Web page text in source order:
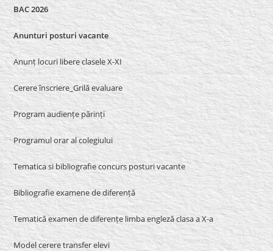
BAC 2026
Anunturi posturi vacante
Anunț locuri libere clasele X-XI
Cerere înscriere_Grilă evaluare
Program audiențe părinți
Programul orar al colegiului
Tematica si bibliografie concurs posturi vacante
Bibliografie examene de diferență
Tematică examen de diferențe limba engleză clasa a X-a
Model cerere transfer elevi